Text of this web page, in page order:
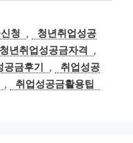
청 ,
청년취업성공
청년취업성공금자격
,
금후기 ,
취업성공
, 취업성공금활용팁